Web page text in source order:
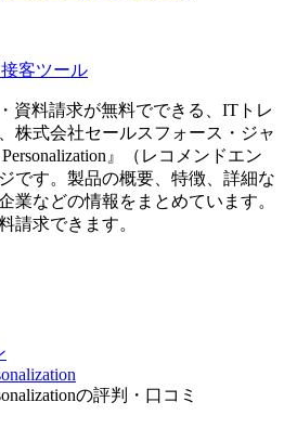
客ツール
資料請求が無料でできる、ITトレ
株式会社セールスフォース・ジャ
』（ レコメンドエン
です。製品の概要、特徴、詳細な
業などの情報をまとめています。
請求できます。
の評判・口コミ